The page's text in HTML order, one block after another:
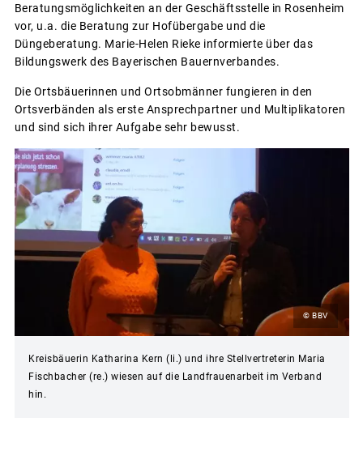
Beratungsmöglichkeiten an der Geschäftsstelle in Rosenheim
vor, u.a. die Beratung zur Hofübergabe und die
Düngeberatung. Marie-Helen Rieke informierte über das
Bildungswerk des Bayerischen Bauernverbandes.
Die Ortsbäuerinnen und Ortsobmänner fungieren in den
Ortsverbänden als erste Ansprechpartner und Multiplikatoren
und sind sich ihrer Aufgabe sehr bewusst.
© BBV
Kreisbäuerin Katharina Kern (li.) und ihre Stellvertreterin Maria
Fischbacher (re.) wiesen auf die Landfrauenarbeit im Verband
hin.